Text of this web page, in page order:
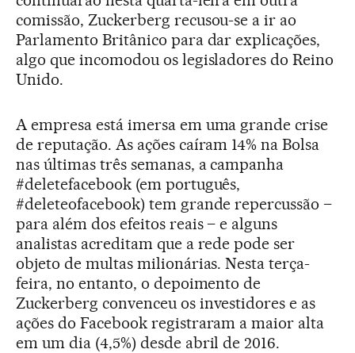
comissão, Zuckerberg recusou-se a ir ao
Parlamento Britânico para dar explicações,
algo que incomodou os legisladores do Reino
Unido.
A empresa está imersa em uma grande crise
de reputação. As ações caíram 14% na Bolsa
nas últimas três semanas, a campanha
#deletefacebook (em português,
#deleteofacebook) tem grande repercussão –
para além dos efeitos reais – e alguns
analistas acreditam que a rede pode ser
objeto de multas milionárias. Nesta terça-
feira, no entanto, o depoimento de
Zuckerberg convenceu os investidores e as
ações do Facebook registraram a maior alta
em um dia (4,5%) desde abril de 2016.